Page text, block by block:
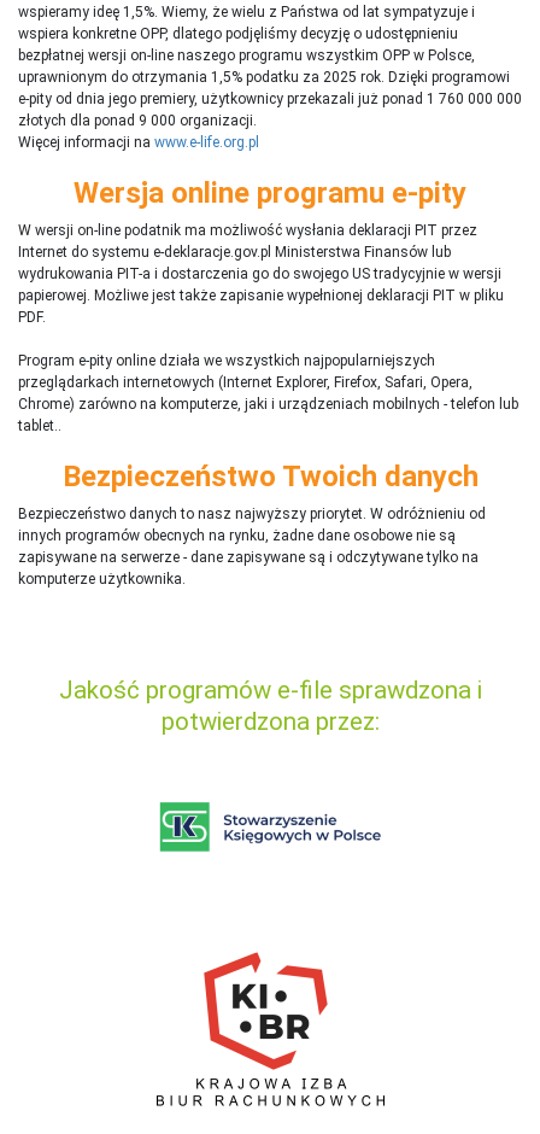
wspieramy ideę 1,5%. Wiemy, że wielu z Państwa od lat sympatyzuje i
wspiera konkretne OPP, dlatego podjęliśmy decyzję o udostępnieniu
bezpłatnej wersji on-line naszego programu wszystkim OPP w Polsce,
uprawnionym do otrzymania 1,5% podatku za 2025 rok. Dzięki programowi
e-pity od dnia jego premiery, użytkownicy przekazali już ponad 1 760 000 000
złotych dla ponad 9 000 organizacji.
Więcej informacji na www.e-life.org.pl
Wersja online programu e-pity
W wersji on-line podatnik ma możliwość wysłania deklaracji PIT przez
Internet do systemu e-deklaracje.gov.pl Ministerstwa Finansów lub
wydrukowania PIT-a i dostarczenia go do swojego US tradycyjnie w wersji
papierowej. Możliwe jest także zapisanie wypełnionej deklaracji PIT w pliku
PDF.
Program e-pity online działa we wszystkich najpopularniejszych
przeglądarkach internetowych (Internet Explorer, Firefox, Safari, Opera,
Chrome) zarówno na komputerze, jaki i urządzeniach mobilnych - telefon lub
tablet..
Bezpieczeństwo Twoich danych
Bezpieczeństwo danych to nasz najwyższy priorytet. W odróżnieniu od
innych programów obecnych na rynku, żadne dane osobowe nie są
zapisywane na serwerze - dane zapisywane są i odczytywane tylko na
komputerze użytkownika.
Jakość programów e-file sprawdzona i
potwierdzona przez: